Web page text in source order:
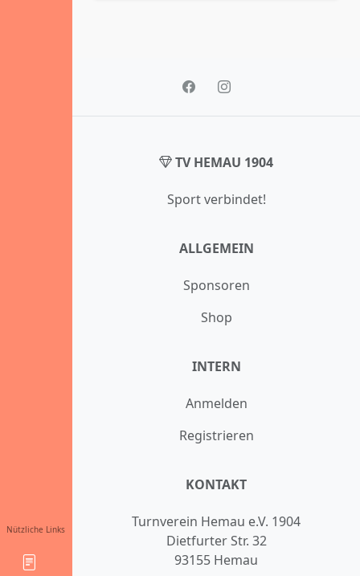
Nützliche Links
TV HEMAU 1904
Sport verbindet!
ALLGEMEIN
Sponsoren
Shop
INTERN
Anmelden
Registrieren
KONTAKT
Turnverein Hemau e.V. 1904
Dietfurter Str. 32
93155 Hemau